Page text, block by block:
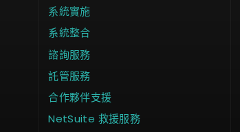
系統實施
系統整合
諮詢服務
託管服務
合作夥伴支援
NetSuite 救援服務